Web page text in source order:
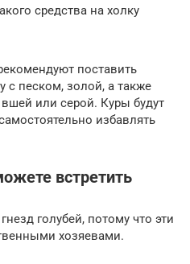
средства на холку
поставить
с песком, золой, а также
или серой. Куры будут
избавлять
встретить
голубей, потому что эти
хозяевами.